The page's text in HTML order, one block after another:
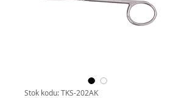
Stok kodu: TKS-202AK